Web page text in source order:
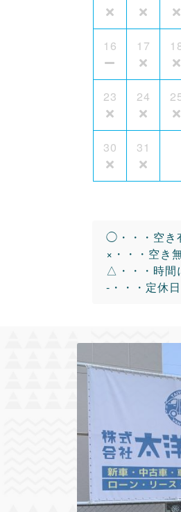
16 17
23 24
30 31
◯・・・空き
×・・・空き
△・・・時間
-・・・定休